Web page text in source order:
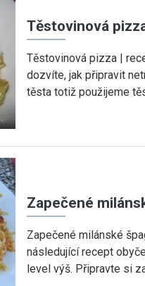
Těstovinová
Těstovinová pizza |
dozvíte, jak připravit
těsta totiž použijeme
Zapečené
Zapečené milánské
následující recept
level výš. Připravte si